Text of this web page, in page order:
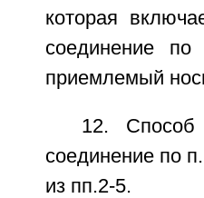
которая
соединение
приемлемый
12. Способ
соединение по
из пп.2-5.